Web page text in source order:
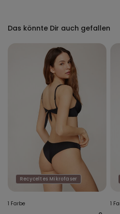
Das könnte Dir auch gefallen
Recyceltes Mikrofaser
1 Farbe 1